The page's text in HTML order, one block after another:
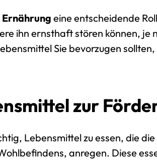
Ernährungeine entscheidende
ihn ernsthaft stören können, je
Sie bevorzugen
zur
Lebensmittel zu essen, die
anregen. Diese